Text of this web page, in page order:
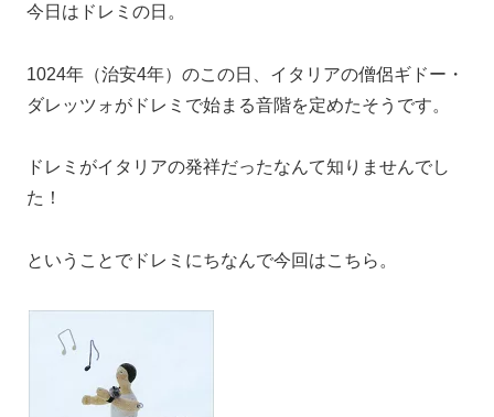
今日はドレミの日。
1024年（治安4年）のこの日、イタリアの僧侶ギドー・
ダレッツォがドレミで始まる音階を定めたそうです。
ドレミがイタリアの発祥だったなんて知りませんでし
た！
ということでドレミにちなんで今回はこちら。